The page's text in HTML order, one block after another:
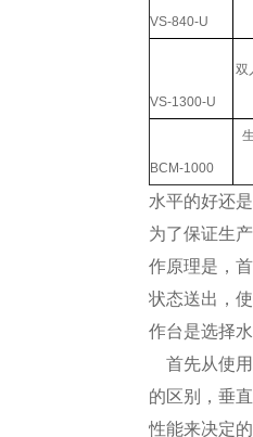
VS-840-U
VS-1300-U
双
BCM-1000
水平的好还
为了保证生
作原理是，
状态送出，
作台是选择
首先从使用
的区别，垂
性能来决定